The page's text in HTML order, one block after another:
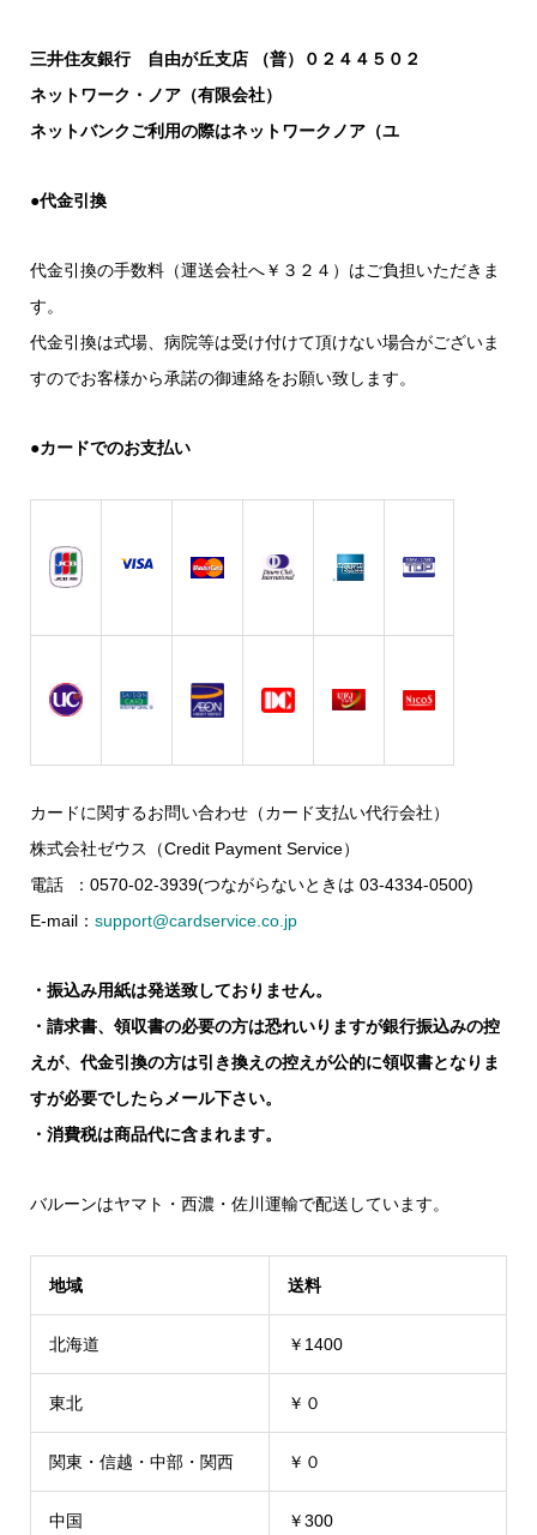
三井住友銀行 自由が丘支店 （普）０２４４５０２
ネットワーク・ノア（有限会社）
ネットバンクご利用の際はネットワークノア（ユ
●代金引換
代金引換の手数料（運送会社へ￥３２４）はご負担いただきま
す。
代金引換は式場、病院等は受け付けて頂けない場合がございま
すのでお客様から承諾の御連絡をお願い致します。
●カードでのお支払い
カードに関するお問い合わせ（カード支払い代行会社）
株式会社ゼウス（Credit Payment Service）
電話 ：0570-02-3939(つながらないときは 03-4334-0500)
E-mail： support@cardservice.co.jp
・振込み用紙は発送致しておりません。
・請求書、領収書の必要の方は恐れいりますが銀行振込みの控
えが、代金引換の方は引き換えの控えが公的に領収書となりま
すが必要でしたらメール下さい。
・消費税は商品代に含まれます。
バルーンはヤマト・西濃・佐川運輸で配送しています。
地域 送料
北海道 ￥1400
東北 ￥０
関東・信越・中部・関西 ￥０
中国 ￥300